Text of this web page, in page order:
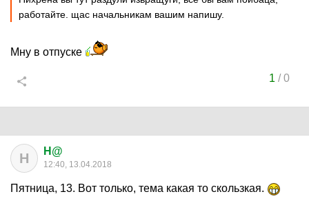
работайте. щас начальникам вашим напишу.
Мну в отпуске
1 /0
H H@
12:40, 13.04.2018
Пятница, 13. Вот только, тема какая то скользкая.